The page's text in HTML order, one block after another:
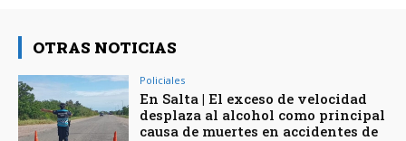
OTRAS NOTICIAS
Policiales
En Salta | El exceso de velocidad
desplaza al alcohol como principal
causa de muertes en accidentes de